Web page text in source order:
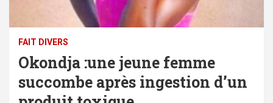
FAIT DIVERS
Okondja :une jeune femme
succombe après ingestion d’un